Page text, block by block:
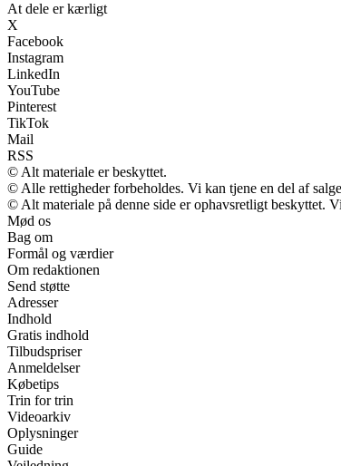
At dele er kærligt
X
Facebook
Instagram
LinkedIn
YouTube
Pinterest
TikTok
Mail
RSS
© Alt materiale er beskyttet.
© Alle rettigheder forbeholdes. Vi kan tjene en del af
© Alt materiale på denne side er ophavsretligt beskyttet.
Mød os
Bag om
Formål og værdier
Om redaktionen
Send støtte
Adresser
Indhold
Gratis indhold
Tilbudspriser
Anmeldelser
Købetips
Trin for trin
Videoarkiv
Oplysninger
Guide